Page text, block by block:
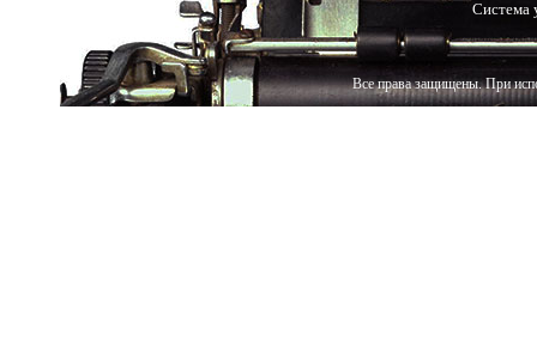
Система
Все права защищены. При